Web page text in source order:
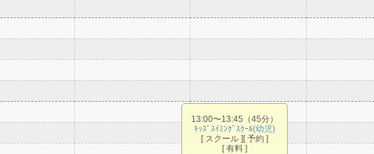
13:00〜13:45（45分）
ｷｯｽﾞｽｲﾐﾝｸﾞｽｸｰﾙ(幼児)
[ スクール ][ 予約 ]
[ 有料 ]